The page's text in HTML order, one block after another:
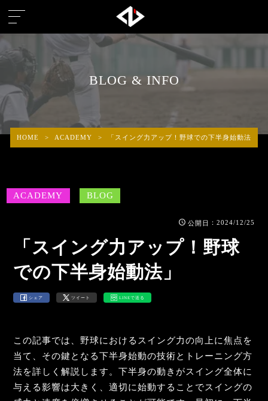
BLOG & INFO
HOME > ACADEMY > 「スイング力アップ！野球での下半身始動法」
ACADEMY BLOG
公開日 ：2024/12/25
「スイング力アップ！野球
での下半身始動法」
シェア ツイート LINEで送る
この記事では、野球におけるスイング力の向上に焦点を
当て、その鍵となる下半身始動の技術とトレーニング方
法を詳しく解説します。下半身の動きがスイング全体に
与える影響は大きく、適切に始動することでスイングの